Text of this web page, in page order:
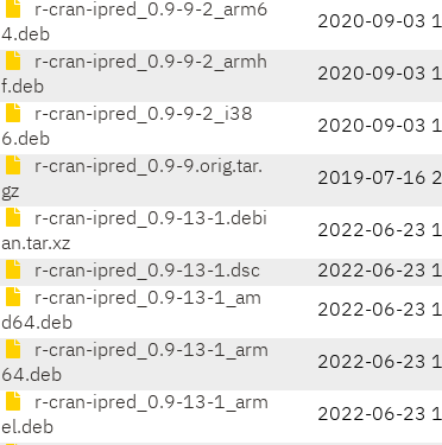
r-cran-ipred_0.9-9-2_arm6
4.deb
2020-09-03
r-cran-ipred_0.9-9-2_armh
f.deb
2020-09-03
r-cran-ipred_0.9-9-2_i38
6.deb
2020-09-03
r-cran-ipred_0.9-9.orig.tar.
gz
2019-07-16
r-cran-ipred_0.9-13-1.debi
an.tar.xz
2022-06-23
r-cran-ipred_0.9-13-1.dsc 2022-06-23
r-cran-ipred_0.9-13-1_am
d64.deb
2022-06-23
r-cran-ipred_0.9-13-1_arm
64.deb
2022-06-23
r-cran-ipred_0.9-13-1_arm
el.deb
2022-06-23